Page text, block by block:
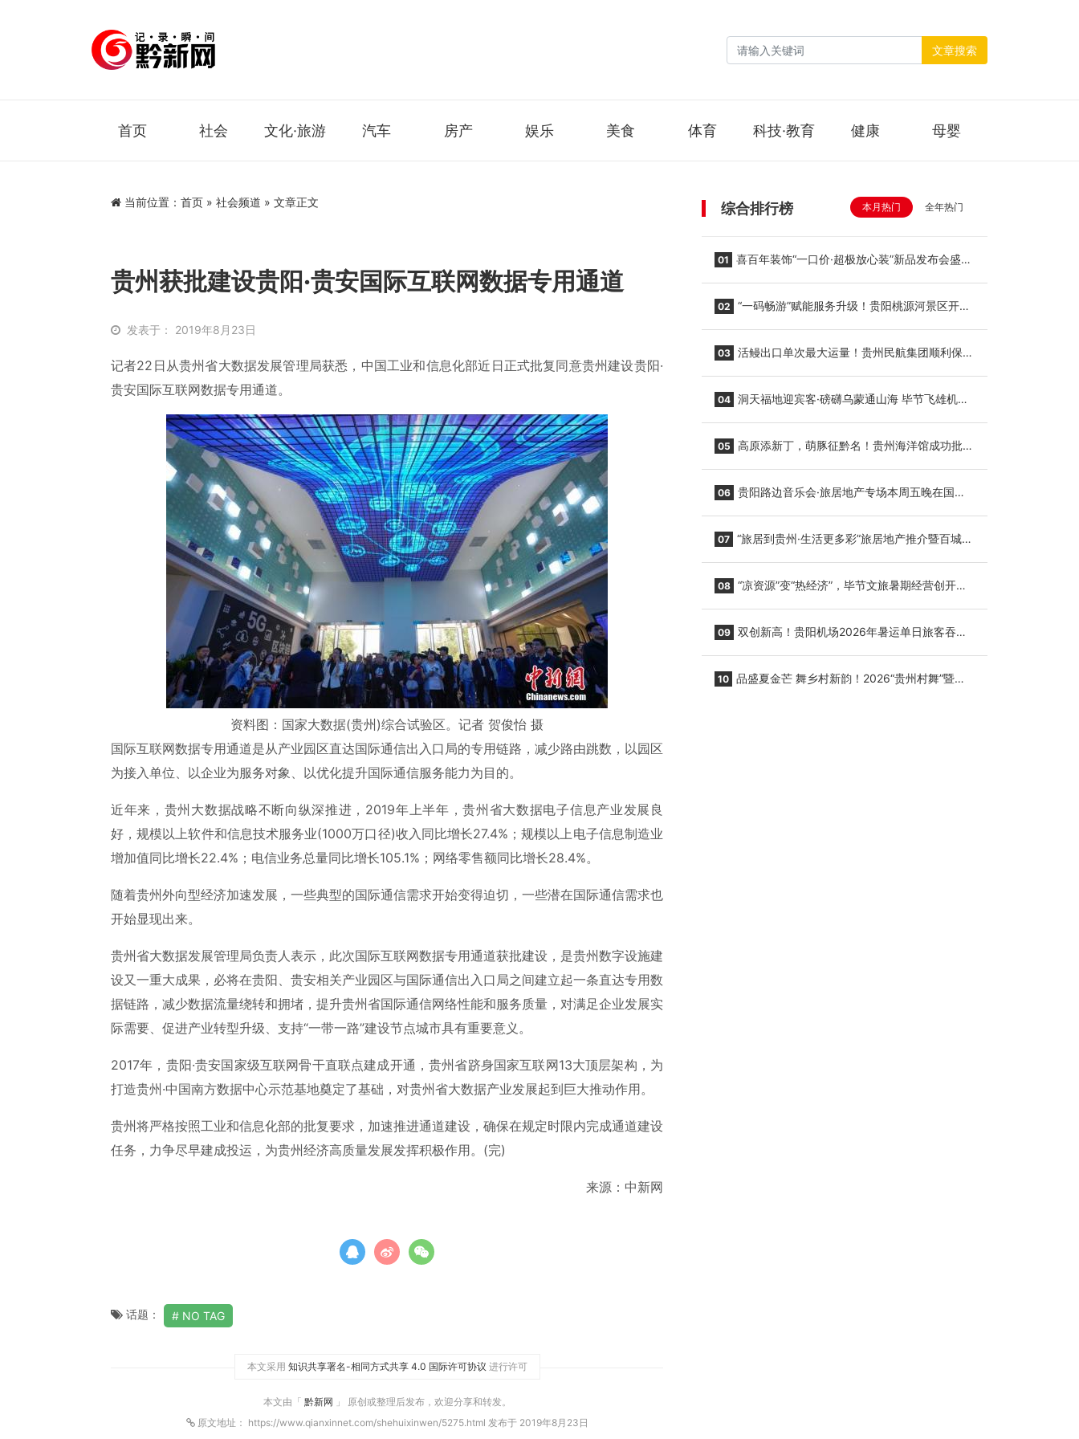
文章搜索
首页 社会 文化·旅游 汽车 房产 娱乐 美食 体育 科技·教育 健康 母婴
当前位置： 首页 » 社会频道 » 文章正文
贵州获批建设贵阳·贵安国际互联网数据专用通道
发表于： 2019年8月23日
记者22日从贵州省大数据发展管理局获悉，中国工业和信息化部近日正式批复同意贵州建设贵阳·
贵安国际互联网数据专用通道。
资料图：国家大数据(贵州)综合试验区。记者 贺俊怡 摄
国际互联网数据专用通道是从产业园区直达国际通信出入口局的专用链路，减少路由跳数，以园区
为接入单位、以企业为服务对象、以优化提升国际通信服务能力为目的。
近年来，贵州大数据战略不断向纵深推进，2019年上半年，贵州省大数据电子信息产业发展良
好，规模以上软件和信息技术服务业(1000万口径)收入同比增长27.4%；规模以上电子信息制造业
增加值同比增长22.4%；电信业务总量同比增长105.1%；网络零售额同比增长28.4%。
随着贵州外向型经济加速发展，一些典型的国际通信需求开始变得迫切，一些潜在国际通信需求也
开始显现出来。
贵州省大数据发展管理局负责人表示，此次国际互联网数据专用通道获批建设，是贵州数字设施建
设又一重大成果，必将在贵阳、贵安相关产业园区与国际通信出入口局之间建立起一条直达专用数
据链路，减少数据流量绕转和拥堵，提升贵州省国际通信网络性能和服务质量，对满足企业发展实
际需要、促进产业转型升级、支持“一带一路”建设节点城市具有重要意义。
2017年，贵阳·贵安国家级互联网骨干直联点建成开通，贵州省跻身国家互联网13大顶层架构，为
打造贵州·中国南方数据中心示范基地奠定了基础，对贵州省大数据产业发展起到巨大推动作用。
贵州将严格按照工业和信息化部的批复要求，加速推进通道建设，确保在规定时限内完成通道建设
任务，力争尽早建成投运，为贵州经济高质量发展发挥积极作用。(完)
来源：中新网
话题： NO TAG
本文采用 知识共享署名-相同方式共享 4.0 国际许可协议 进行许可
本文由「 黔新网 」 原创或整理后发布，欢迎分享和转发。
原文地址： https://www.qianxinnet.com/shehuixinwen/5275.html 发布于 2019年8月23日
综合排行榜 本月热门 全年热门
01 喜百年装饰“一口价·超极放心装”新品发布会盛大
02 “一码畅游”赋能服务升级！贵阳桃源河景区开
03 活鳗出口单次最大运量！贵州民航集团顺利保障
04 洞天福地迎宾客·磅礴乌蒙通山海 毕节飞雄机场
05 高原添新丁，萌豚征黔名！贵州海洋馆成功批量
06 贵阳路边音乐会·旅居地产专场本周五晚在国际
07 “旅居到贵州·生活更多彩”旅居地产推介暨百城千
08 “凉资源”变“热经济”，毕节文旅暑期经营创开门
09 双创新高！贵阳机场2026年暑运单日旅客吞吐
10 品盛夏金芒 舞乡村新韵！2026“贵州村舞”暨望